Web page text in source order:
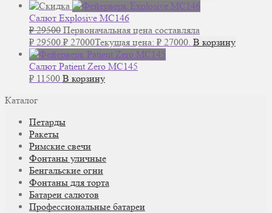
Салют Explosive MC146
₽29500 Первоначальная цена составляла
₽ 29500. ₽ 27000Текущая цена: ₽ 27000. В корзину
Салют Patient Zero MC145
₽ 11500 В корзину
Каталог
Петарды
Ракеты
Римские свечи
Фонтаны уличные
Бенгальские огни
Фонтаны для торта
Батареи салютов
Профессиональные батареи